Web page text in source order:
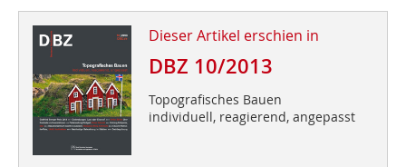
Dieser Artikel erschien in
DBZ 10/2013
Topografisches Bauen
individuell, reagierend, angepasst